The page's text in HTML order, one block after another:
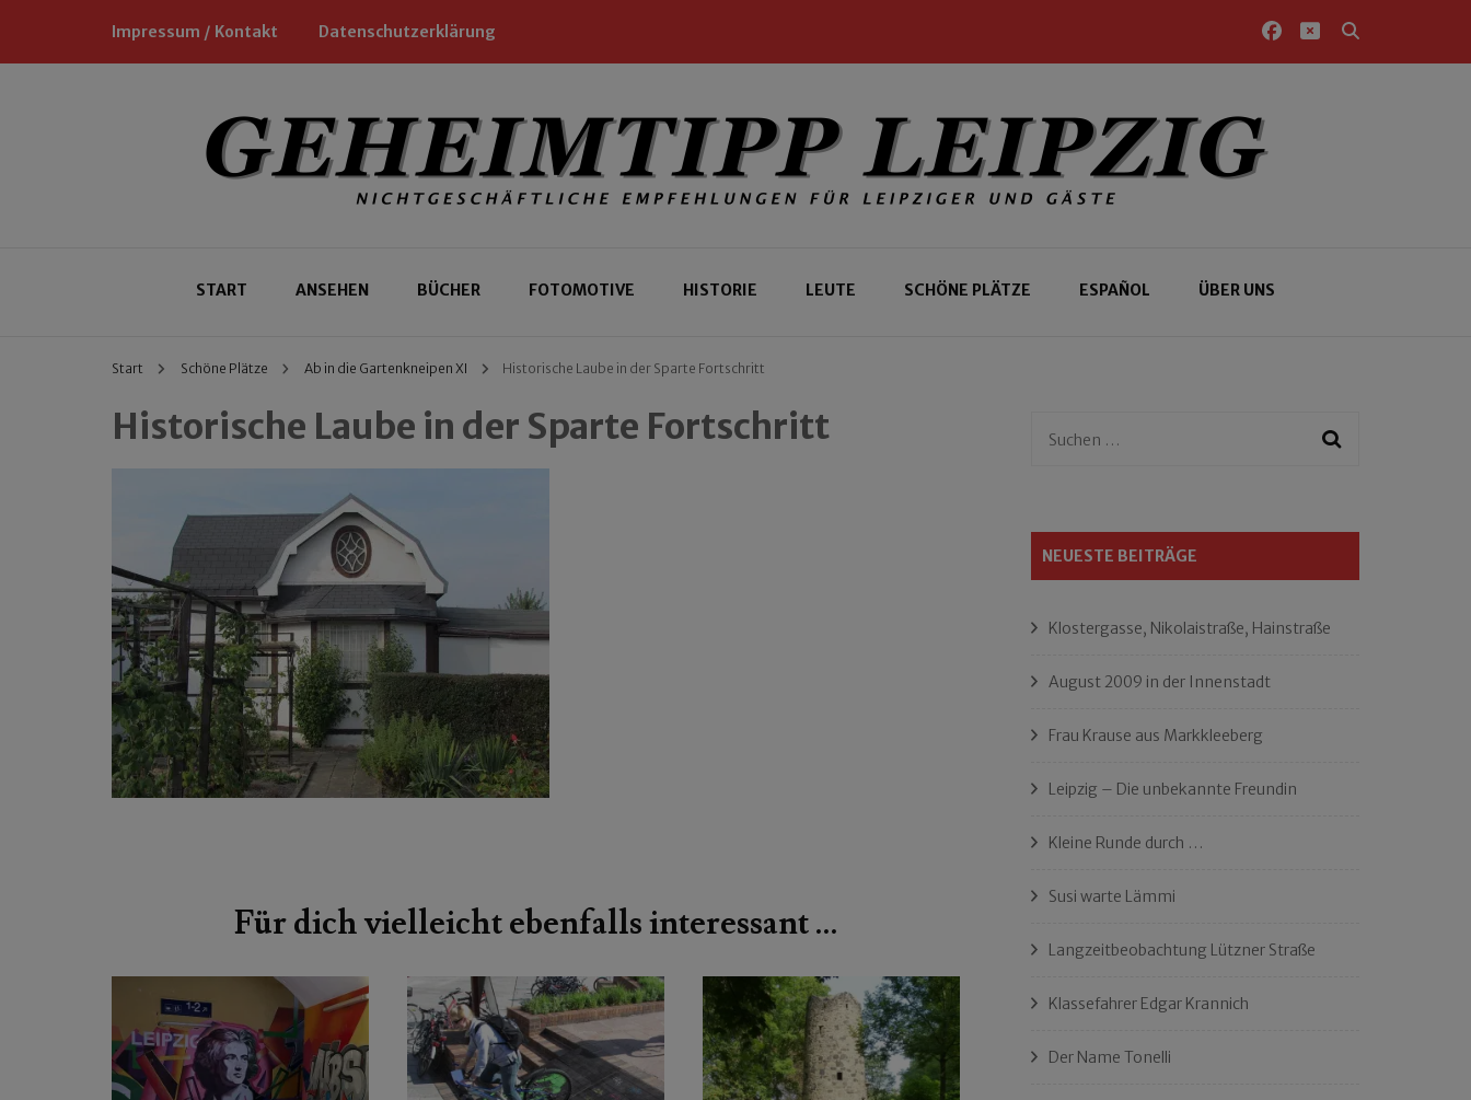
Impressum / Kontakt Datenschutzerklärung
Geheimtipp Leipzig
START ANSEHEN BÜCHER FOTOMOTIVE HISTORIE LEUTE SCHÖNE PLÄTZE ESPAÑOL ÜBER UNS
Start Schöne Plätze Ab in die Gartenkneipen XI Historische Laube in der Sparte Fortschritt
Historische Laube in der Sparte Fortschritt
Für dich vielleicht ebenfalls interessant …
Suchen
NEUESTE BEITRÄGE
Klostergasse, Nikolaistraße, Hainstraße
August 2009 in der Innenstadt
Frau Krause aus Markkleeberg
Leipzig – Die unbekannte Freundin
Kleine Runde durch …
Susi warte Lämmi
Langzeitbeobachtung Lützner Straße
Klassefahrer Edgar Krannich
Der Name Tonelli